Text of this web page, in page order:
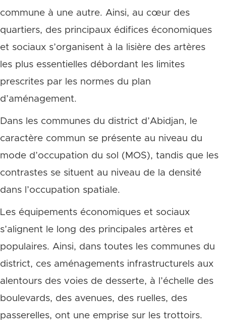
commune à une autre. Ainsi, au cœur des
quartiers, des principaux édifices économiques
et sociaux s’organisent à la lisière des artères
les plus essentielles débordant les limites
prescrites par les normes du plan
d’aménagement.
Dans les communes du district d’Abidjan, le
caractère commun se présente au niveau du
mode d’occupation du sol (MOS), tandis que les
contrastes se situent au niveau de la densité
dans l’occupation spatiale.
Les équipements économiques et sociaux
s’alignent le long des principales artères et
populaires. Ainsi, dans toutes les communes du
district, ces aménagements infrastructurels aux
alentours des voies de desserte, à l’échelle des
boulevards, des avenues, des ruelles, des
passerelles, ont une emprise sur les trottoirs.